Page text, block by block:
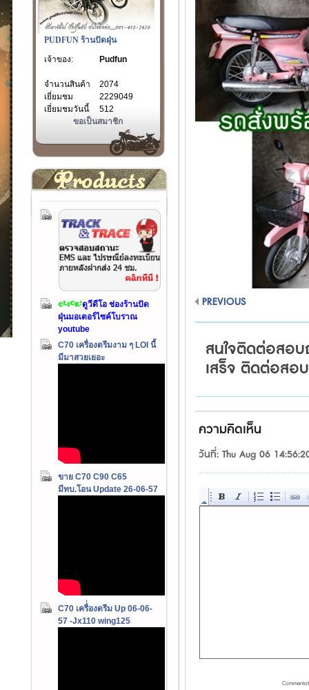
PUDFUN ร้านปัดฝุ่น
เจ้าของ:
Pudfun
จำนวนสินค้า
2074
เยี่ยมชม
2229049
เยี่ยมชมวันนี้
512
ขอเป็นสมาชิก
ดูวีดีโอ ช่องร้านปัด
ฝุ่นมอเตอร์ไซค์โบราณ
youtube
C70 เครื่องดรีมงาม ๆ LOI นี้
มีมาสวยเยอะ
ขาย C70 C90 C65
มีทบ.โอน Update 26-06-57
C70 เครื่่องดรีม Up 06-06-
57 -Jx110 wing125
PREVIOUS
สนใจติดต่อสอบ
เสร็จ ติดต่อสอ
ความคิดเห็น
วันที่: Thu Aug 06